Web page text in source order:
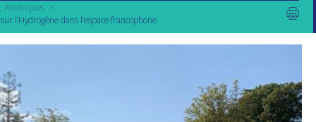
Amériques
l’Hydrogène dans l’espace francophone